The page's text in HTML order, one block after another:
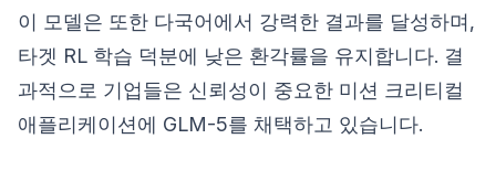
이 모델은 또한 다국어에서 강력한 결과를 달성하며,
타겟 RL 학습 덕분에 낮은 환각률을 유지합니다. 결
과적으로 기업들은 신뢰성이 중요한 미션 크리티컬
애플리케이션에 GLM-5를 채택하고 있습니다.